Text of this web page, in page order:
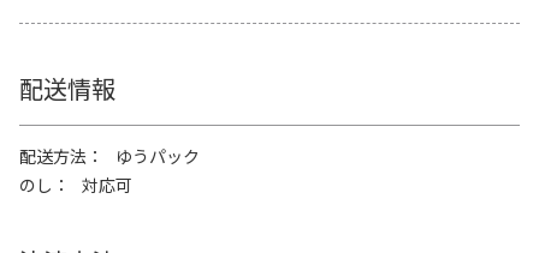
配送情報
配送方法
ゆうパック
のし
対応可